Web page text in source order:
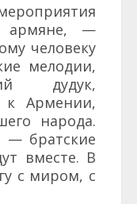
армяне, —
человеку
мелодии,
дудук,
к Армении,
народа.
— братские
вместе. В
с миром, с